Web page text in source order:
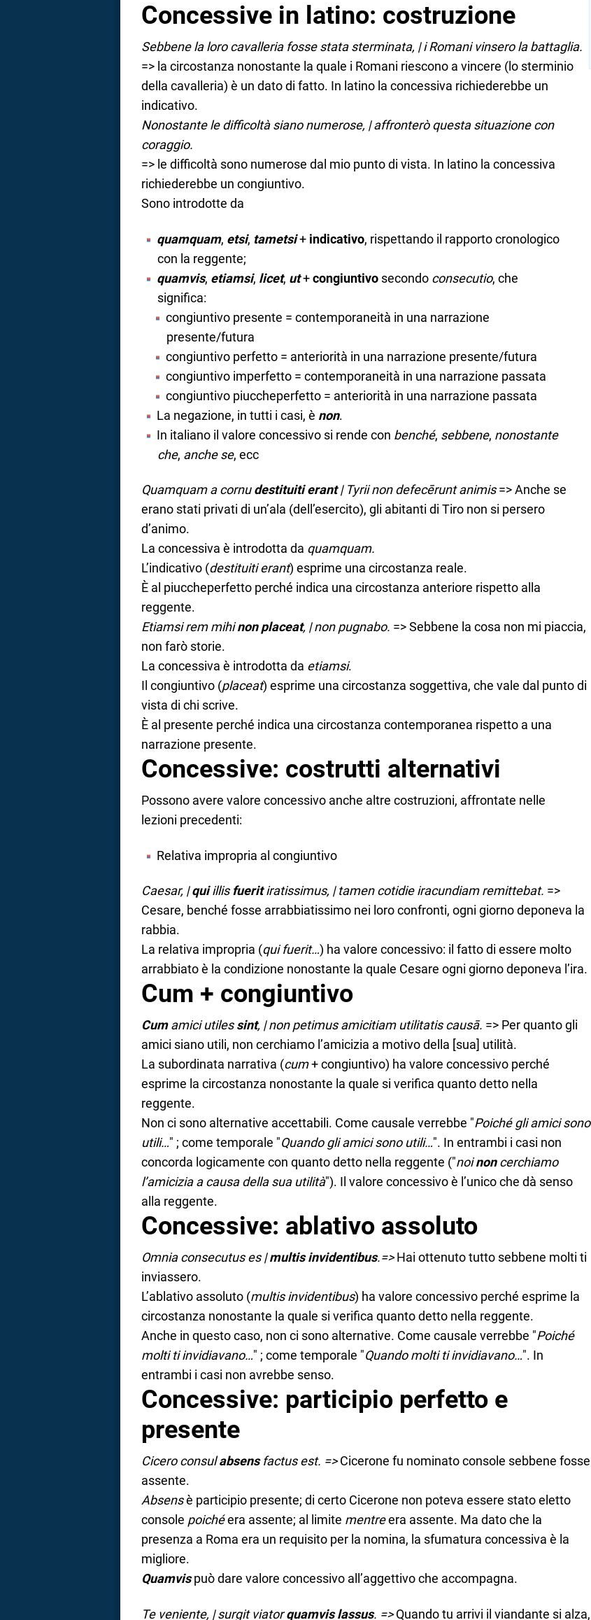
Concessive in latino: costruzione
Sebbene la loro cavalleria fosse stata sterminata, | i Romani vinsero la battaglia.
=> la circostanza nonostante la quale i Romani riescono a vincere (lo sterminio
della cavalleria) è un dato di fatto. In latino la concessiva richiederebbe un
indicativo.
Nonostante le difficoltà siano numerose, | affronterò questa situazione con
coraggio.
=> le difficoltà sono numerose dal mio punto di vista. In latino la concessiva
richiederebbe un congiuntivo.
Sono introdotte da
quamquam, etsi, tametsi+ indicativo, rispettando il rapporto cronologico
con la reggente;
quamvis, etiamsi, licet, ut+congiuntivosecondo consecutio, che
significa:
congiuntivo presente = contemporaneità in una narrazione
presente/futura
congiuntivo perfetto = anteriorità in una narrazione presente/futura
congiuntivo imperfetto = contemporaneità in una narrazione passata
congiuntivo piuccheperfetto = anteriorità in una narrazione passata
La negazione, in tutti i casi, è non.
In italiano il valore concessivo si rende con benché, sebbene, nonostante
che, anche se, ecc
Quamquam a cornudestituiti erant| Tyrii non defecērunt animis=> Anche se
erano stati privati di un’ala (dell’esercito), gli abitanti di Tiro non si persero
d’animo.
La concessiva è introdotta da quamquam.
L’indicativo (destituiti erant) esprime una circostanza reale.
È al piuccheperfetto perché indica una circostanza anteriore rispetto alla
reggente.
Etiamsi rem mihinon placeat, | non pugnabo. => Sebbene la cosa non mi piaccia,
non farò storie.
La concessiva è introdotta da etiamsi.
Il congiuntivo (placeat) esprime una circostanza soggettiva, che vale dal punto di
vista di chi scrive.
È al presente perché indica una circostanza contemporanea rispetto a una
narrazione presente.
Concessive: costrutti alternativi
Possono avere valore concessivo anche altre costruzioni, affrontate nelle
lezioni precedenti:
Relativa impropria al congiuntivo
Caesar, |quiillis fueritiratissimus, | tamen cotidie iracundiam remittebat. =>
Cesare, benché fosse arrabbiatissimo nei loro confronti, ogni giorno deponeva la
rabbia.
La relativa impropria (qui fuerit…) ha valore concessivo: il fatto di essere molto
arrabbiato è la condizione nonostante la quale Cesare ogni giorno deponeva l’ira.
Cum + congiuntivo
Cumamici utilessint, | non petimus amicitiam utilitatis causā. => Per quanto gli
amici siano utili, non cerchiamo l’amicizia a motivo della [sua] utilità.
La subordinata narrativa (cum+ congiuntivo) ha valore concessivo perché
esprime la circostanza nonostante la quale si verifica quanto detto nella
reggente.
Non ci sono alternative accettabili. Come causale verrebbe "Poiché gli amici sono
utili…" ; come temporale "Quando gli amici sono utili…". In entrambi i casi non
concorda logicamente con quanto detto nella reggente ("noinoncerchiamo
l’amicizia a causa della sua utilità"). Il valore concessivo è l’unico che dà senso
alla reggente.
Concessive: ablativo assoluto
Omnia consecutus es |multis invidentibus.=>Hai ottenuto tutto sebbene molti ti
inviassero.
L’ablativo assoluto (multis invidentibus) ha valore concessivo perché esprime la
circostanza nonostante la quale si verifica quanto detto nella reggente.
Anche in questo caso, non ci sono alternative. Come causale verrebbe "Poiché
molti ti invidiavano…" ; come temporale "Quando molti ti invidiavano…". In
entrambi i casi non avrebbe senso.
Concessive: participio perfetto e
presente
Cicero consulabsensfactus est. =>Cicerone fu nominato console sebbene fosse
assente.
Absensè participio presente; di certo Cicerone non poteva essere stato eletto
console poichéera assente; al limite mentreera assente. Ma dato che la
presenza a Roma era un requisito per la nomina, la sfumatura concessiva è la
migliore.
Quamvispuò dare valore concessivo all’aggettivo che accompagna.
Te veniente, | surgit viatorquamvis lassus. =>Quando tu arrivi il viandante si alza,